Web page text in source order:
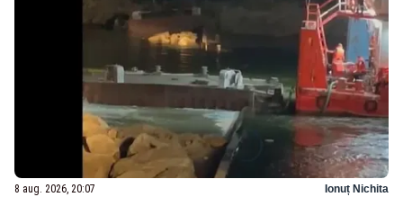
8 aug. 2026, 20:07 Ionuț Nichita